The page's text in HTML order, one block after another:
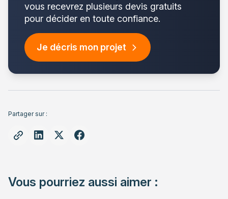
vous recevrez plusieurs devis gratuits
pour décider en toute confiance.
Je décris mon projet
Partager sur :
Vous pourriez aussi aimer :